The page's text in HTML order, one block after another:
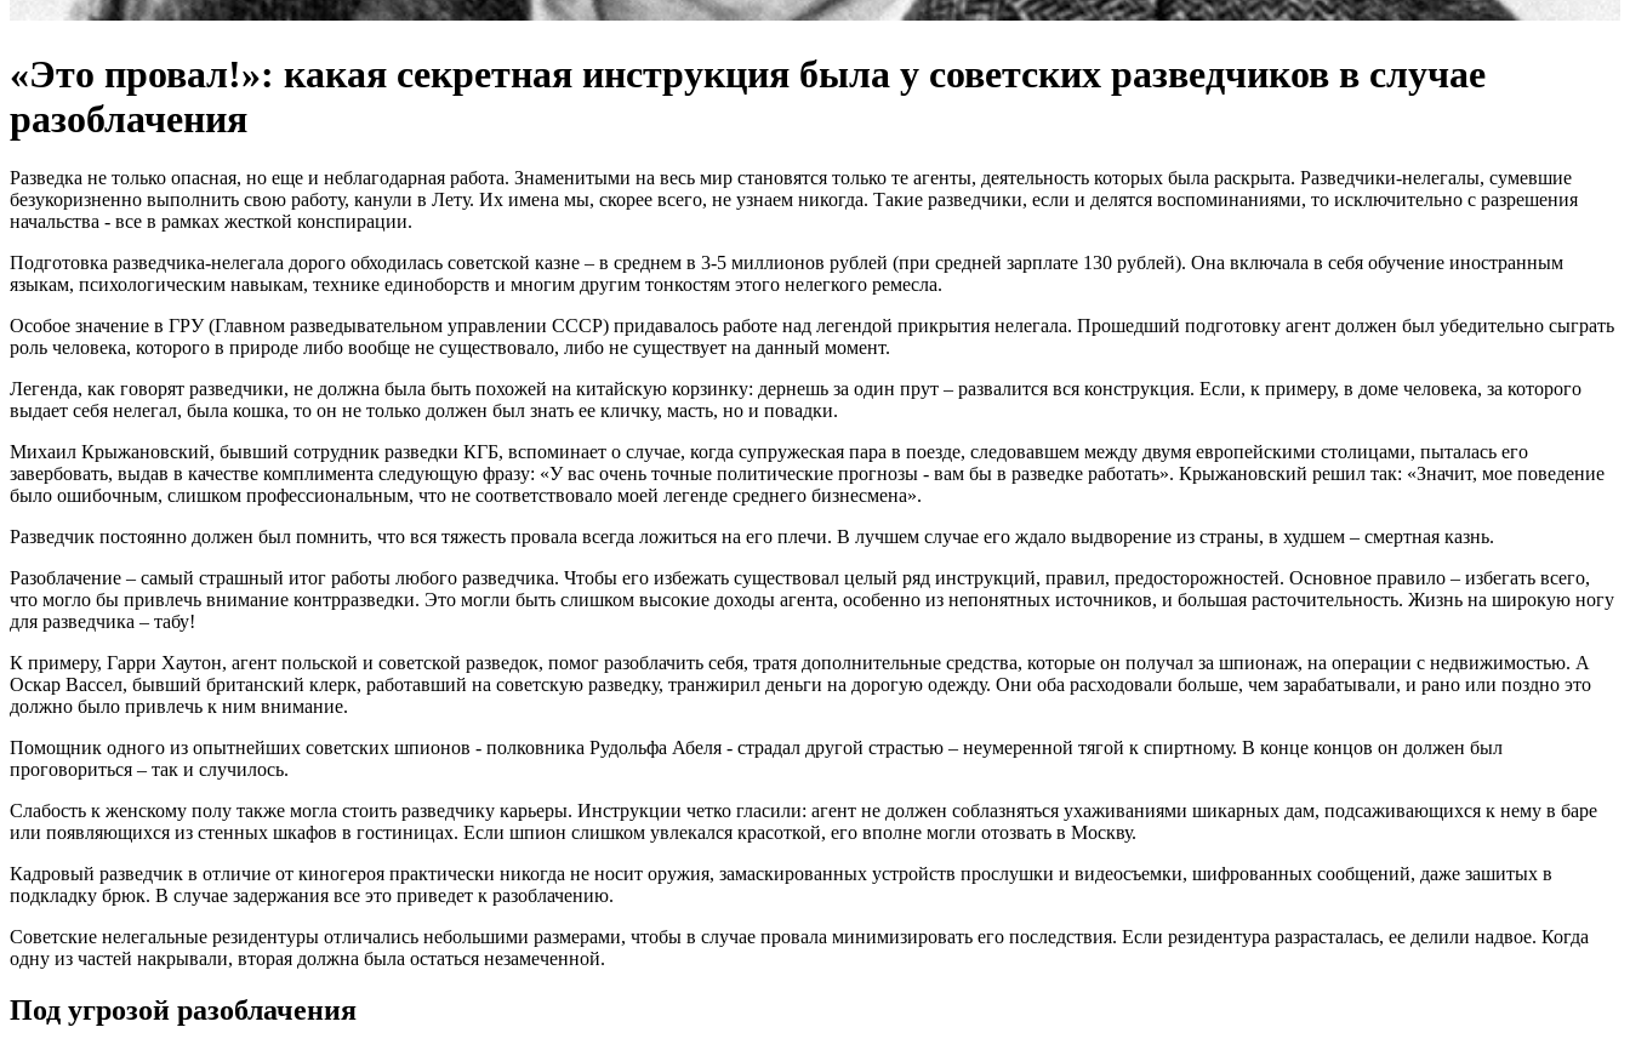
«Это провал!»: какая секретная инструкция была у советских разведчиков в случае
разоблачения
Разведка не только опасная, но еще и неблагодарная работа. Знаменитыми на весь мир становятся только те агенты, деятельность которых была раскрыта. Разведчики-нелегалы, сумевшие
безукоризненно выполнить свою работу, канули в Лету. Их имена мы, скорее всего, не узнаем никогда. Такие разведчики, если и делятся воспоминаниями, то исключительно с разрешения
начальства - все в рамках жесткой конспирации.
Подготовка разведчика-нелегала дорого обходилась советской казне – в среднем в 3-5 миллионов рублей (при средней зарплате 130 рублей). Она включала в себя обучение иностранным
языкам, психологическим навыкам, технике единоборств и многим другим тонкостям этого нелегкого ремесла.
Особое значение в ГРУ (Главном разведывательном управлении СССР) придавалось работе над легендой прикрытия нелегала. Прошедший подготовку агент должен был убедительно сыграть
роль человека, которого в природе либо вообще не существовало, либо не существует на данный момент.
Легенда, как говорят разведчики, не должна была быть похожей на китайскую корзинку: дернешь за один прут – развалится вся конструкция. Если, к примеру, в доме человека, за которого
выдает себя нелегал, была кошка, то он не только должен был знать ее кличку, масть, но и повадки.
Михаил Крыжановский, бывший сотрудник разведки КГБ, вспоминает о случае, когда супружеская пара в поезде, следовавшем между двумя европейскими столицами, пыталась его
завербовать, выдав в качестве комплимента следующую фразу: «У вас очень точные политические прогнозы - вам бы в разведке работать». Крыжановский решил так: «Значит, мое поведение
было ошибочным, слишком профессиональным, что не соответствовало моей легенде среднего бизнесмена».
Разведчик постоянно должен был помнить, что вся тяжесть провала всегда ложиться на его плечи. В лучшем случае его ждало выдворение из страны, в худшем – смертная казнь.
Разоблачение – самый страшный итог работы любого разведчика. Чтобы его избежать существовал целый ряд инструкций, правил, предосторожностей. Основное правило – избегать всего,
что могло бы привлечь внимание контрразведки. Это могли быть слишком высокие доходы агента, особенно из непонятных источников, и большая расточительность. Жизнь на широкую ногу
для разведчика – табу!
К примеру, Гарри Хаутон, агент польской и советской разведок, помог разоблачить себя, тратя дополнительные средства, которые он получал за шпионаж, на операции с недвижимостью. А
Оскар Вассел, бывший британский клерк, работавший на советскую разведку, транжирил деньги на дорогую одежду. Они оба расходовали больше, чем зарабатывали, и рано или поздно это
должно было привлечь к ним внимание.
Помощник одного из опытнейших советских шпионов - полковника Рудольфа Абеля - страдал другой страстью – неумеренной тягой к спиртному. В конце концов он должен был
проговориться – так и случилось.
Слабость к женскому полу также могла стоить разведчику карьеры. Инструкции четко гласили: агент не должен соблазняться ухаживаниями шикарных дам, подсаживающихся к нему в баре
или появляющихся из стенных шкафов в гостиницах. Если шпион слишком увлекался красоткой, его вполне могли отозвать в Москву.
Кадровый разведчик в отличие от киногероя практически никогда не носит оружия, замаскированных устройств прослушки и видеосъемки, шифрованных сообщений, даже зашитых в
подкладку брюк. В случае задержания все это приведет к разоблачению.
Советские нелегальные резидентуры отличались небольшими размерами, чтобы в случае провала минимизировать его последствия. Если резидентура разрасталась, ее делили надвое. Когда
одну из частей накрывали, вторая должна была остаться незамеченной.
Под угрозой разоблачения